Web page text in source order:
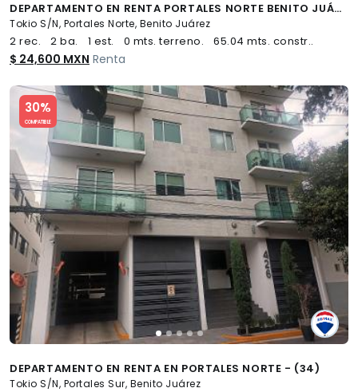
DEPARTAMENTO EN RENTA PORTALES NORTE BENITO JUÁREZ - (34)
Tokio S/N, Portales Norte, Benito Juárez
2 rec. 2 ba. 1 est. 0 mts. terreno. 65.04 mts. constr..
$ 24,600 MXN Renta
30%
COMPATIBLE
Slide 1 of 5
DEPARTAMENTO EN RENTA EN PORTALES NORTE - (34)
Tokio S/N, Portales Sur, Benito Juárez